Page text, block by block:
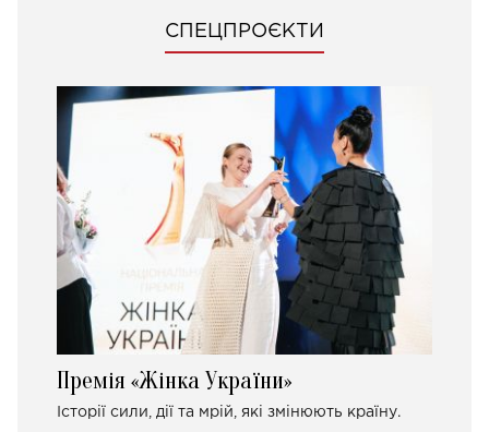
СПЕЦПРОЄКТИ
Премія «Жінка України»
Історії сили, дії та мрій, які змінюють країну.